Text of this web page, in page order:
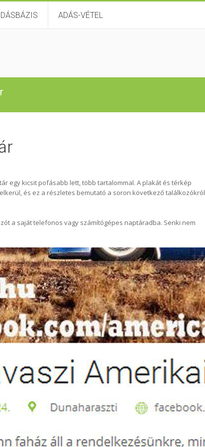
ADÁS-VÉTEL
egy kicsit pofásabb lett, több tartalommal. A plakát és térkép
és ez a részletes bemutató a soron következő találkozókról
a saját telefonos vagy számítógépes naptáradba. Senki nem